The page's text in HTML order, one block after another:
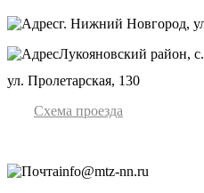
г. Нижний Новгород,
Лукояновский район,
ул. Пролетарская, 130
Схема проезда
info@mtz-nn.ru